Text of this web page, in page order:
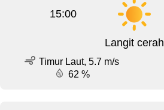
15:00
Langit cerah
Timur Laut, 5.7 m/s
62 %